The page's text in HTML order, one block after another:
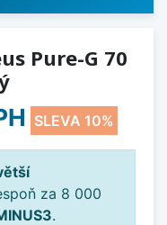
Pure-G 70
SLEVA 10%
za 8 000
.